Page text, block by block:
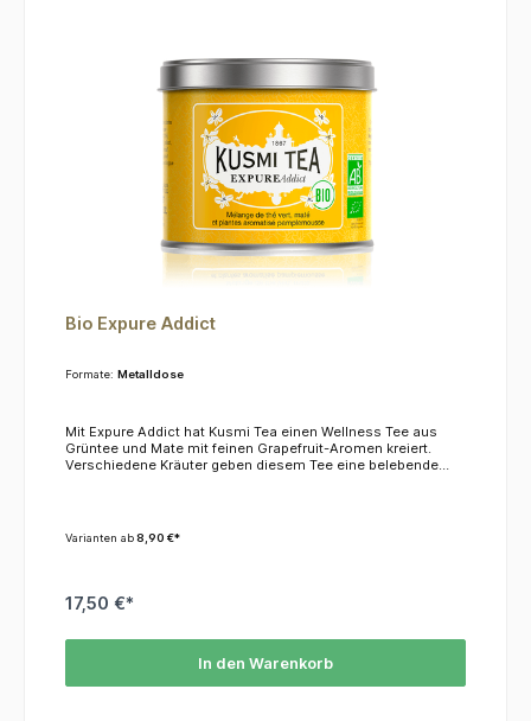
Bio Expure Addict
Formate: Metalldose
Mit Expure Addict hat Kusmi Tea einen Wellness Tee aus
Grüntee und Mate mit feinen Grapefruit-Aromen kreiert.
Verschiedene Kräuter geben diesem Tee eine belebende
Varianten ab8,90 €*
17,50 €*
In den Warenkorb